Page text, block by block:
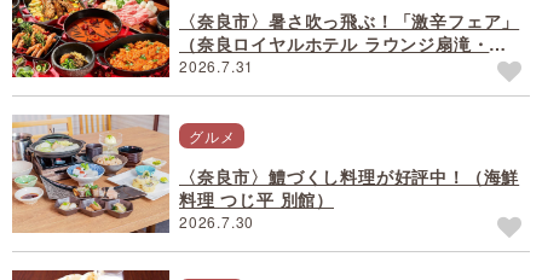
〈奈良市〉暑さ吹っ飛ぶ！「激辛フェア」
（奈良ロイヤルホテル ラウンジ扇滝・万
葉）
2026.7.31
グルメ
〈奈良市〉鱧づくし料理が好評中！（海鮮
料理 つじ平 別館）
2026.7.30